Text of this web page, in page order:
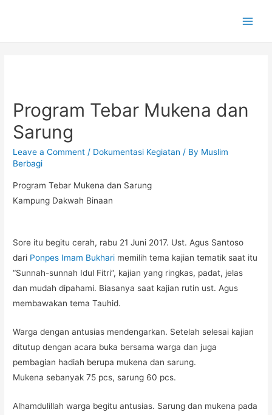
Program Tebar Mukena dan
Sarung
Leave a Comment / Dokumentasi Kegiatan / By Muslim
Berbagi
Program Tebar Mukena dan Sarung
Kampung Dakwah Binaan
Sore itu begitu cerah, rabu 21 Juni 2017. Ust. Agus Santoso
dari Ponpes Imam Bukhari memilih tema kajian tematik saat itu
“Sunnah-sunnah Idul Fitri”, kajian yang ringkas, padat, jelas
dan mudah dipahami. Biasanya saat kajian rutin ust. Agus
membawakan tema Tauhid.
Warga dengan antusias mendengarkan. Setelah selesai kajian
ditutup dengan acara buka bersama warga dan juga
pembagian hadiah berupa mukena dan sarung.
Mukena sebanyak 75 pcs, sarung 60 pcs.
Alhamdulillah warga begitu antusias. Sarung dan mukena pada